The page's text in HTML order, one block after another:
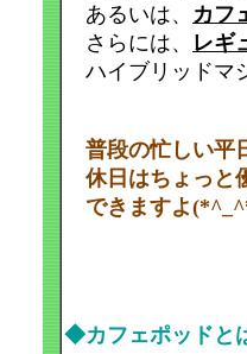
あるいは、 カフ
さらには、 レギ
ハイブリッドマ
普段の忙しい平
休日はちょっと
できますよ
◆カフェポッドと